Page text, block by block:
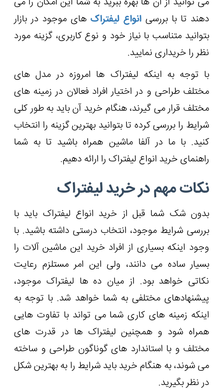
دهند تا با بررسی انواع لیفتراک های موجود در بازار
بتوانید متناسب با نیاز خود و نوع کاربری، گزینه مورد
نظر را خریداری نمایید.
با توجه به اینکه لیفتراک ها امروزه در مدل های
مختلف طراحی و در اختیار افراد فعالان در زمینه های
مختلف قرار می ‌گیرند، هنگام خرید آن باید به طور کلی
شرایط را بررسی کرده تا بتوانید بهترین گزینه را انتخاب
کنید. با ما در آلفا ماشین همراه باشید تا به شما
راهنمای خرید انواع لیفتراک را ارائه دهیم.
نکات مهم در خرید لیفتراک
بدون شک شما قبل از خرید انواع لیفتراک باید با
بررسی شرایط موجود، انتخاب درستی داشته باشید. با
وجود اینکه بسیاری از افراد خرید این ماشین آلات را
بسیار ساده می دانند، ولی این امر مستلزم رعایت
نکاتی خواهد بود. از میان ده ‌ها لیفتراک موجود،
پیشنهادهای مختلفی به شما خواهد شد. با توجه به
اینکه زمینه ‌های کاری شما می ‌تواند با تفاوت ‌هایی
همراه شود و همچنین لیفتراک ها در قدرت های
مختلف و با استاندارد های گوناگون طراحی و ساخته
می شوند، به هنگام خرید باید شرایط را به بهترین شکل
در نظر بگیرید.